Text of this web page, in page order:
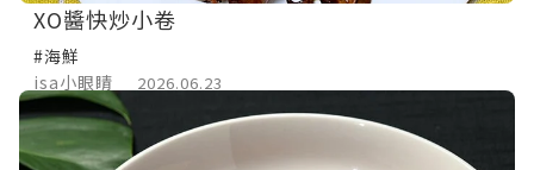
XO醬快炒小卷
#海鮮
isa小眼睛
2026.06.23